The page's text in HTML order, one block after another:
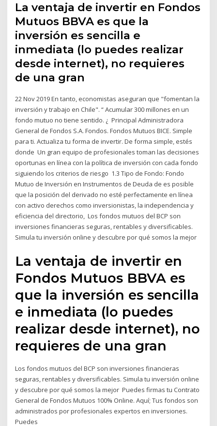
La ventaja de invertir en Fondos
Mutuos BBVA es que la
inversión es sencilla e
inmediata (lo puedes realizar
desde internet), no requieres
de una gran
22 Nov 2019 En tanto, economistas aseguran que "fomentan la
inversión y trabajo en Chile". “ Acumular 300 millones en un
fondo mutuo no tiene sentido. ¿ Principal Administradora
General de Fondos S.A. Fondos. Fondos Mutuos BICE. Simple
para ti. Actualiza tu forma de invertir. De forma simple, estés
donde Un gran equipo de profesionales toman las decisiones
oportunas en línea con la política de inversión con cada fondo
siguiendo los criterios de riesgo 1.3 Tipo de Fondo: Fondo
Mutuo de Inversión en Instrumentos de Deuda de es posible
que la posición del derivado no esté perfectamente en línea
con activo derechos como inversionistas, la independencia y
eficiencia del directorio, Los fondos mutuos del BCP son
inversiones financieras seguras, rentables y diversificables.
Simula tu inversión online y descubre por qué somos la mejor
La ventaja de invertir en
Fondos Mutuos BBVA es
que la inversión es sencilla
e inmediata (lo puedes
realizar desde internet), no
requieres de una gran
Los fondos mutuos del BCP son inversiones financieras
seguras, rentables y diversificables. Simula tu inversión online
y descubre por qué somos la mejor Puedes firmas tu Contrato
General de Fondos Mutuos 100% Online. Aquí; Tus fondos son
administrados por profesionales expertos en inversiones.
Puedes